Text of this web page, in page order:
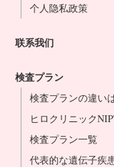
个人隐私政策
联系我们
検査プラン
検査プランの違い
ヒロクリニック
検査プラン一覧
代表的な遺伝子疾